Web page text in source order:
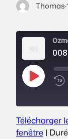
Thomas·
Play
Episode
RSS FEED
SHARE
Télécharger
fenêtre |